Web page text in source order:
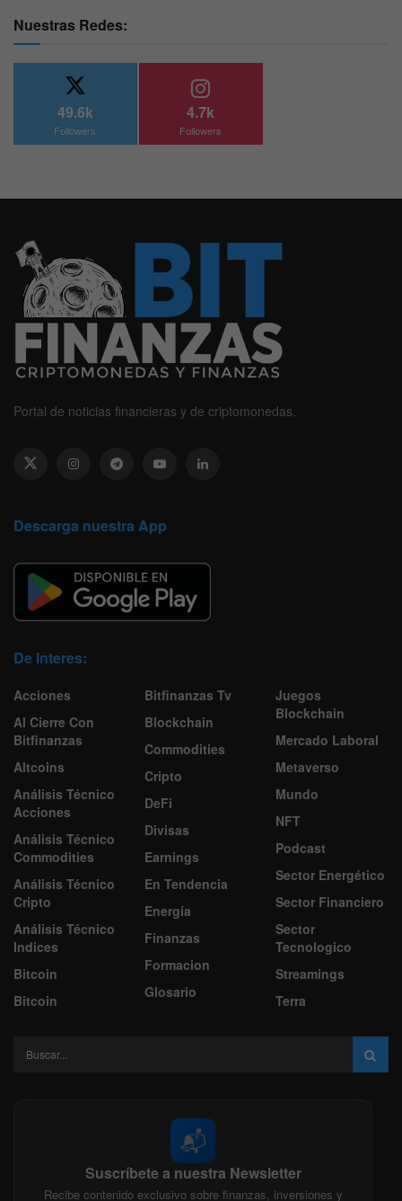
Nuestras Redes:
49.6k
Followers
4.7k
Followers
Portal de noticias financieras y de criptomonedas.
Descarga nuestra App
De Interes:
Acciones
Al Cierre Con
Bitfinanzas
Altcoins
Análisis Técnico
Acciones
Análisis Técnico
Commodities
Análisis Técnico
Cripto
Análisis Técnico
Indices
Bitcoin
Bitcoin
Bitfinanzas Tv
Blockchain
Commodities
Cripto
DeFi
Divisas
Earnings
En Tendencia
Energía
Finanzas
Formacion
Glosario
Juegos
Blockchain
Mercado Laboral
Metaverso
Mundo
NFT
Podcast
Sector Energético
Sector Financiero
Sector
Tecnologico
Streamings
Terra
📬
Suscríbete a nuestra Newsletter
Recibe contenido exclusivo sobre finanzas, inversiones y